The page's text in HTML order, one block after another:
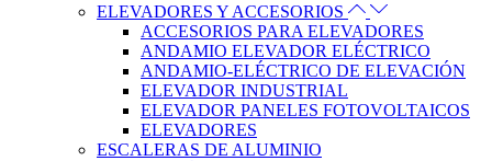
ELEVADORES Y ACCESORIOS
ACCESORIOS PARA ELEVADORES
ANDAMIO ELEVADOR ELÉCTRICO
ANDAMIO-ELÉCTRICO DE ELEVACIÓN
ELEVADOR INDUSTRIAL
ELEVADOR PANELES FOTOVOLTAICOS
ELEVADORES
ESCALERAS DE ALUMINIO